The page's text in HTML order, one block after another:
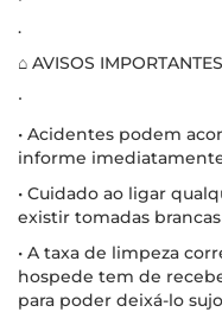
.
⌂ AVISOS
∙
• Acidentes podem
informe
• Cuidado ao ligar
existir tomadas
• A taxa de limpeza
hospede tem de
para poder deixá-lo